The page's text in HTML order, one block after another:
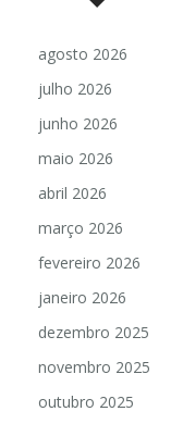
agosto 2026
julho 2026
junho 2026
maio 2026
abril 2026
março 2026
fevereiro 2026
janeiro 2026
dezembro 2025
novembro 2025
outubro 2025